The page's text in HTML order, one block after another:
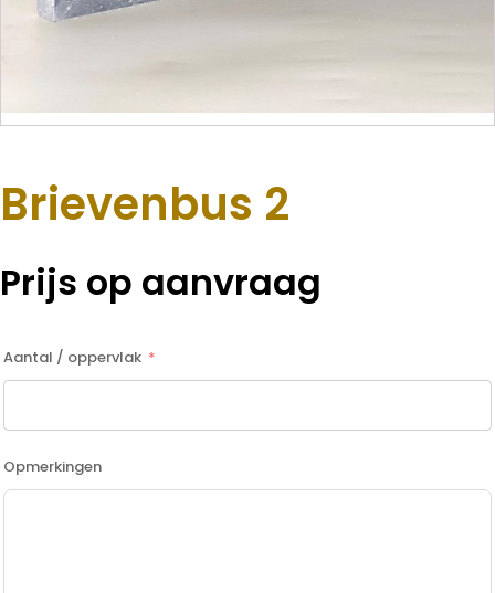
Brievenbus 2
Prijs op aanvraag
Aantal / oppervlak
Opmerkingen